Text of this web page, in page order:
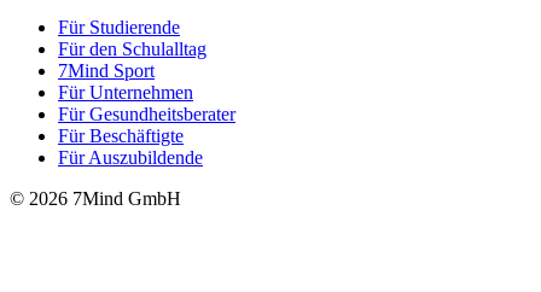
Für Stu­die­rende
Für den Schulalltag
7Mind Sport
Für Unter­neh­men
Für Gesund­heits­be­ra­ter
Für Beschäftigte
Für Auszubildende
© 2026 7Mind GmbH